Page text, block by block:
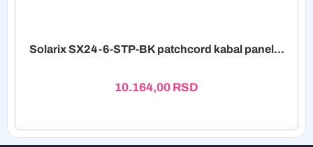
Solarix SX24-6-STP-BK patchcord kabal panel...
10.164,00 RSD